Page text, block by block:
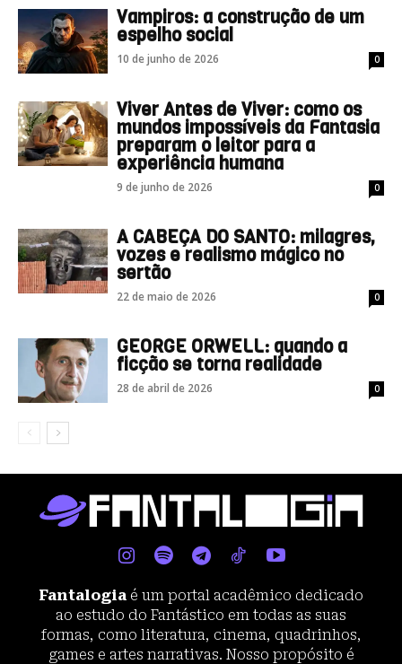
Vampiros: a construção de um
espelho social
10 de junho de 2026 0
Viver Antes de Viver: como os
mundos impossíveis da Fantasia
preparam o leitor para a
experiência humana
9 de junho de 2026 0
A CABEÇA DO SANTO: milagres,
vozes e realismo mágico no
sertão
22 de maio de 2026 0
GEORGE ORWELL: quando a
ficção se torna realidade
28 de abril de 2026 0
Fantalogia é um portal acadêmico dedicado
ao estudo do Fantástico em todas as suas
formas, como literatura, cinema, quadrinhos,
games e artes narrativas. Nosso propósito é